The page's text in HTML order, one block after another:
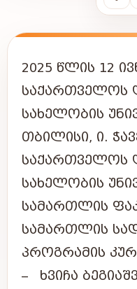
2025 ᲬᲚᲘᲡ 12
ᲡᲐᲥᲐᲠᲗᲕᲔᲚᲝᲡ
ᲡᲐᲮᲔᲚᲝᲑᲘᲡ
ᲗᲑᲘᲚᲘᲡᲘ, Ი.
ᲡᲐᲥᲐᲠᲗᲕᲔᲚᲝᲡ
ᲡᲐᲮᲔᲚᲝᲑᲘᲡ
ᲡᲐᲛᲐᲠᲗᲚᲘᲡ
ᲡᲐᲛᲐᲠᲗᲚᲘᲡ
ᲞᲠᲝᲒᲠᲐᲛᲘᲡ
– ᲮᲕᲘᲩᲐ